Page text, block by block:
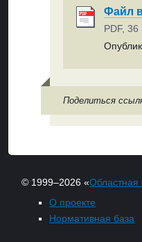
Файл
PDF, 36
Поделиться
© 1999–2026 «Областная
О проекте
Нормативная база